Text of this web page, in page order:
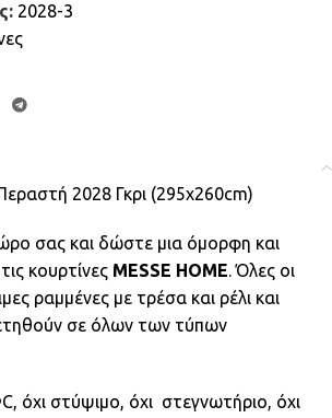
2028-3
2028 Γκρι (295x260cm)
σας και δώστε μια όμορφη και
κουρτίνες MESSE HOME. Όλες οι
ραμμένες με τρέσα και ρέλι και
σε όλων των τύπων
C, όχι στύψιμο, όχι στεγνωτήριο, όχι